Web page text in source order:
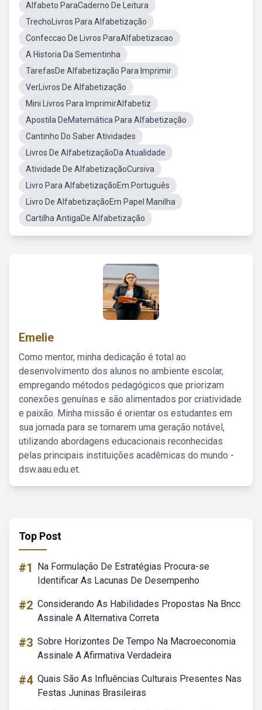
Alfabeto ParaCaderno De Leitura
TrechoLivros Para Alfabetização
Confeccao De Livros ParaAlfabetizacao
A Historia Da Sementinha
TarefasDe Alfabetização Para Imprimir
VerLivros De Alfabetização
Mini Livros Para ImprimirAlfabetiz
Apostila DeMatemática Para Alfabetização
Cantinho Do Saber Atividades
Livros De AlfabetizaçãoDa Atualidade
Atividade De AlfabetizaçãoCursiva
Livro Para AlfabetizaçãoEm Português
Livro De AlfabetizaçãoEm Papel Manilha
Cartilha AntigaDe Alfabetização
Emelie
Como mentor, minha dedicação é total ao
desenvolvimento dos alunos no ambiente escolar,
empregando métodos pedagógicos que priorizam
conexões genuínas e são alimentados por criatividade
e paixão. Minha missão é orientar os estudantes em
sua jornada para se tornarem uma geração notável,
utilizando abordagens educacionais reconhecidas
pelas principais instituições acadêmicas do mundo -
dsw.aau.edu.et.
Top Post
#1
Na Formulação De Estratégias Procura-se
Identificar As Lacunas De Desempenho
#2 Considerando As Habilidades Propostas Na Bncc
Assinale A Alternativa Correta
#3 Sobre Horizontes De Tempo Na Macroeconomia
Assinale A Afirmativa Verdadeira
#4 Quais São As Influências Culturais Presentes Nas
Festas Juninas Brasileiras